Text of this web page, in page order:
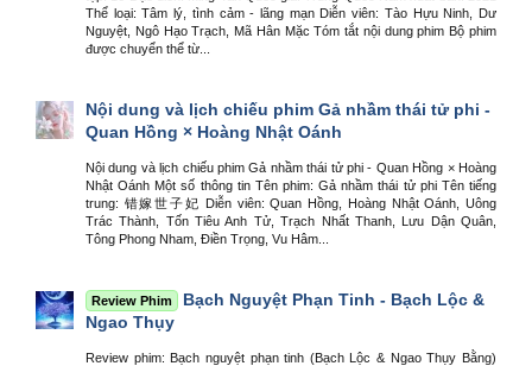
Thể loại: Tâm lý, tình cảm - lãng mạn Diễn viên: Tào Hựu Ninh, Dư
Nguyệt, Ngô Hạo Trạch, Mã Hân Mặc Tóm tắt nội dung phim Bộ phim
được chuyển thể từ...
Nội dung và lịch chiếu phim Gả nhầm thái tử phi -
Quan Hồng × Hoàng Nhật Oánh
Nội dung và lịch chiếu phim Gả nhầm thái tử phi - Quan Hồng × Hoàng
Nhật Oánh Một số thông tin Tên phim: Gả nhầm thái tử phi Tên tiếng
trung: 错嫁世子妃 Diễn viên: Quan Hồng, Hoàng Nhật Oánh, Uông
Trác Thành, Tốn Tiêu Anh Tử, Trạch Nhất Thanh, Lưu Dận Quân,
Tông Phong Nham, Điền Trọng, Vu Hâm...
Review Phim
Bạch Nguyệt Phạn Tinh - Bạch Lộc &
Ngao Thụy
Review phim: Bạch nguyệt phạn tinh (Bạch Lộc & Ngao Thụy Bằng)